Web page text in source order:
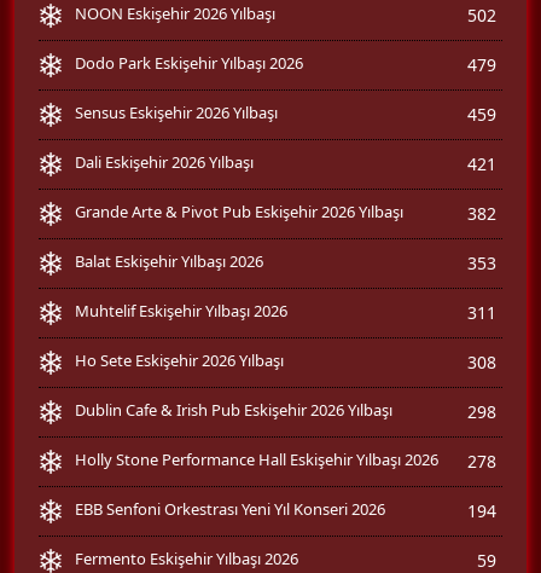
NOON Eskişehir 2026 Yılbaşı 502
Dodo Park Eskişehir Yılbaşı 2026 479
Sensus Eskişehir 2026 Yılbaşı 459
Dali Eskişehir 2026 Yılbaşı 421
Grande Arte & Pivot Pub Eskişehir 2026 Yılbaşı 382
Balat Eskişehir Yılbaşı 2026 353
Muhtelif Eskişehir Yılbaşı 2026 311
Ho Sete Eskişehir 2026 Yılbaşı 308
Dublin Cafe & Irish Pub Eskişehir 2026 Yılbaşı 298
Holly Stone Performance Hall Eskişehir Yılbaşı 2026 278
EBB Senfoni Orkestrası Yeni Yıl Konseri 2026 194
Fermento Eskişehir Yılbaşı 2026 59